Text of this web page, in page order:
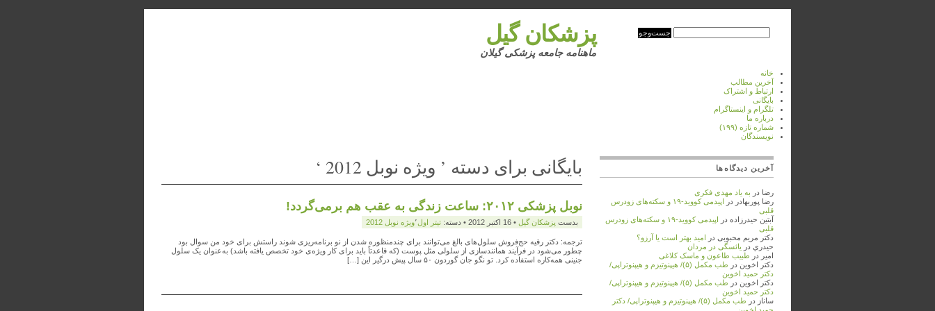
پزشکان گیل
ماهنامه جامعه پزشکی گیلان
خانه
آخرین مطالب
ارتباط و اشتراک
بایگانی
تلگرام و اینستاگرام
درباره‌ ما
شماره‌‌ تازه (۱۹۹)
نویسندگان
بایگانی برای دسته ’ ویژه‌ نوبل 2012 ‘
نوبل پزشکی ۲۰۱۲: ساعت زندگی به عقب هم برمی‌گردد!
بدست پزشكان گيل • 16 اکتبر 2012 • دسته: تیتر اول٬ویژه‌ نوبل 2012
ترجمه: دکتر رقیه حج‌فروش سلول‌های بالغ می‌توانند برای چندمنظوره شدن از نو برنامه‌ریزی شوند راستش برای خود من سوال بود
چطور می‌شود در فرآیند همانندسازی از سلولی مثل پوست (که قاعدتاً باید برای کار ویژه‌ی خود تخصص یافته باشد) به‌عنوان یک سلول
جنینی همه‌کاره‌ استفاده کرد. تو نگو جان گوردون ۵۰ سال پیش درگیر این […]
آخرین دیدگاه‌ها
رضا در به ‌یاد مهدی فکری
رضا پوربهادر در
اپیدمی کووید-۱۹ و سکته‌های زودرس
قلبی
آبتین حیدرزاده در
اپیدمی کووید-۱۹ و سکته‌های زودرس
قلبی
دکتر مریم محبوبی در امید بهتر است یا آرزو؟
حيدري در یائسگی در مردان
امیر در طبیب طاعون و ماسک کلاغی
دکتر اخوین در
طب مکمل (۵)/ هیپنوتیزم و هیپنوتراپی/
دکتر حمید اخوین
دکتر اخوین در
طب مکمل (۵)/ هیپنوتیزم و هیپنوتراپی/
دکتر حمید اخوین
ساناز در
طب مکمل (۵)/ هیپنوتیزم و هیپنوتراپی/ دکتر